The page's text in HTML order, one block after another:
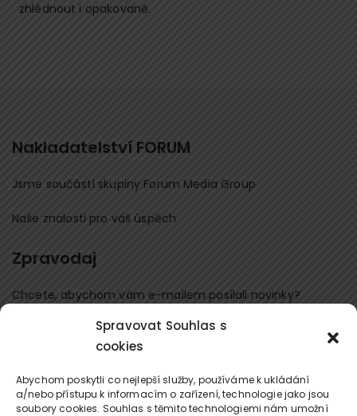
Spravovat Souhlas s
cookies
Abychom poskytli co nejlepší služby, používáme k ukládání
a/nebo přístupu k informacím o zařízení, technologie jako jsou
soubory cookies. Souhlas s těmito technologiemi nám umožní
zhlédnout i opakovaně.
Nakladatelství FORUM
Jsme součástí skupiny Forum Media Group
Naše znalosti pro váš úspěch
Zpravodaj
Chcete, abychom vám e-mailem posílali novinky?
Přihlaste se k odběru
Kontaktujte nás
office@forum-media.cz